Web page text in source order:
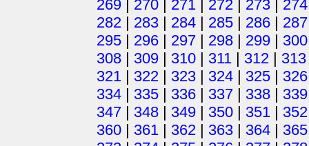
269 | 270 | 271 | 272 | 273 | 274
282 | 283 | 284 | 285 | 286 | 287
295 | 296 | 297 | 298 | 299 | 300
308 | 309 | 310 | 311 | 312 | 313
321 | 322 | 323 | 324 | 325 | 326
334 | 335 | 336 | 337 | 338 | 339
347 | 348 | 349 | 350 | 351 | 352
360 | 361 | 362 | 363 | 364 | 365